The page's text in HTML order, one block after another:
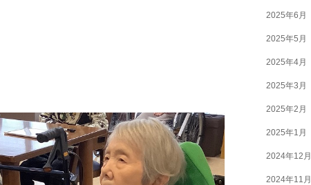
2025年6月
2025年5月
2025年4月
2025年3月
2025年2月
2025年1月
2024年12月
2024年11月